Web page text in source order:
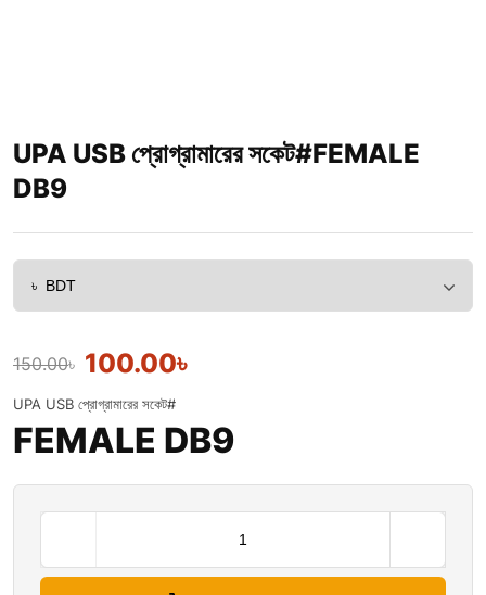
UPA USB প্রোগ্রামারের সকেট#FEMALE
DB9
150.00৳ 100.00৳
UPA USB প্রোগ্রামারের সকেট#
FEMALE DB9